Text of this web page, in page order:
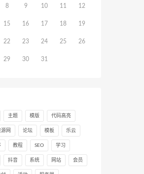
8 9 10 11 12
15 16 17 18 19
22 23 24 25 26
29 30 31
主题 模版 代码高亮
网 论坛 模板 乐云
教程 SEO 学习
抖音 系统 网站 会员